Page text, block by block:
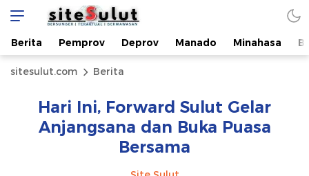
Berita Pemprov Deprov Manado Minahasa
sitesulut.com Berita
Hari Ini, Forward Sulut Gelar
Anjangsana dan Buka Puasa
Bersama​